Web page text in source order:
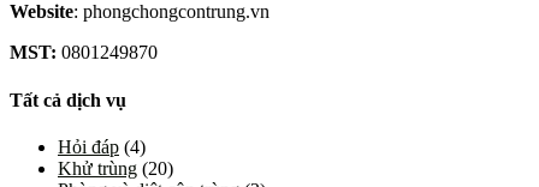
Website: phongchongcontrung.vn
MST: 0801249870
Tất cả dịch vụ
Hỏi đáp (4)
Khử trùng (20)